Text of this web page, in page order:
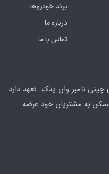
برند خودروها
درباره ما
تماس با ما
چینی نامبر وان یدک تعهد دارد
به مشتریان خود عرضه